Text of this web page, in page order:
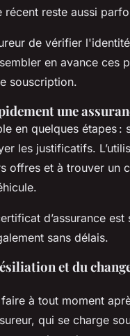
reste aussi
de vérifier
en avance ces
souscription.
une
en quelques étapes
les justificatifs.
offres et à trouver un
d’assurance
sans délais.
et du
à tout moment
qui se charge